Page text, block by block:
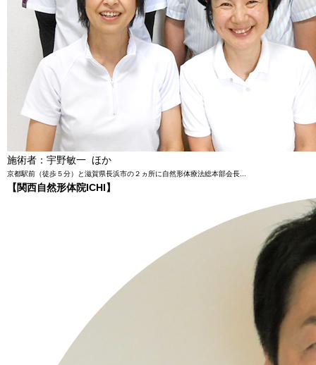
施術者：宇野敏一 ほか
京都駅前（徒歩５分）と滋賀県長浜市の２ヵ所に自然形体療法総本部会長...
【関西自然形体院ICHI】